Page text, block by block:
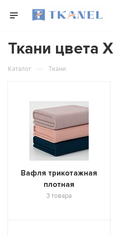
Ткани цвета
Каталог — Ткани
Вафля трикотажная
плотная
3 товара